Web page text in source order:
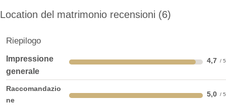
Capienza: da 20 a 200 persone
Servizi igienici: nel capannone per eventi
Riscaldato: no
Adatto per conferenze: no, ma ideale per attività di team
Location del matrimonio recensioni 6
Riepilogo
Impressione
generale
4,7
Raccomandazio
ne
5,0